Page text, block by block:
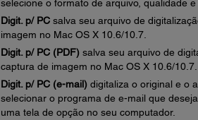
selecione o formato de arquivo, qualidade e
Digit. p/ PCsalva seu arquivo de
imagem no Mac OS X 10.6/10.7.
Digit. p/ PC (PDF)salva seu arquivo de
captura de imagem no Mac OS X 10.6/10.7.
Digit. p/ PC (e-mail)digitaliza o original e o
selecionar o programa de e-mail que
uma tela de opção no seu computador.